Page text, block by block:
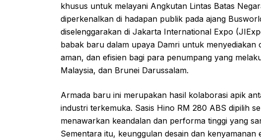
khusus untuk melayani Angkutan Lintas Batas
diperkenalkan di hadapan publik pada ajang
diselenggarakan di Jakarta International Expo
babak baru dalam upaya Damri untuk
aman, dan efisien bagi para penumpang yang
Malaysia, dan Brunei Darussalam.
Armada baru ini merupakan hasil kolaborasi apik
industri terkemuka. Sasis Hino RM 280 ABS dipilih
menawarkan keandalan dan performa tinggi yang
Sementara itu, keunggulan desain dan